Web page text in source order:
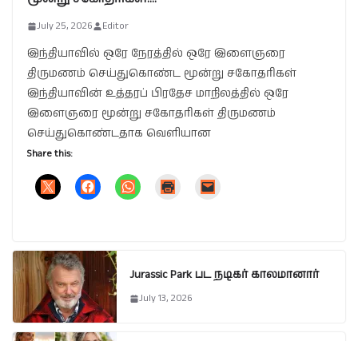
July 25, 2026 Editor
இந்தியாவில் ஒரே நேரத்தில் ஒரே இளைஞரை
திருமணம் செய்துகொண்ட மூன்று சகோதரிகள்
இந்தியாவின் உத்தரப் பிரதேச மாநிலத்தில் ஒரே
இளைஞரை மூன்று சகோதரிகள் திருமணம்
செய்துகொண்டதாக வெளியான
Share this:
Jurassic Park பட நடிகர் காலமானார்
July 13, 2026